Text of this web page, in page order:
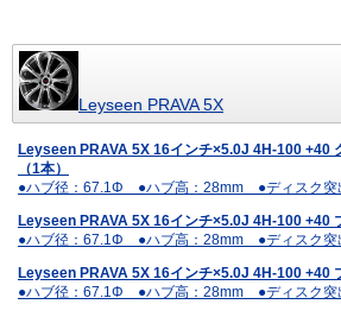
Leyseen PRAVA 5X
Leyseen PRAVA 5X 16インチ×5.0J 4H-100 +40
（1本）
●ハブ径：67.1Φ ●ハブ高：28mm ●ディスク突
Leyseen PRAVA 5X 16インチ×5.0J 4H-100 +40
●ハブ径：67.1Φ ●ハブ高：28mm ●ディスク突
Leyseen PRAVA 5X 16インチ×5.0J 4H-100 +40
●ハブ径：67.1Φ ●ハブ高：28mm ●ディスク突